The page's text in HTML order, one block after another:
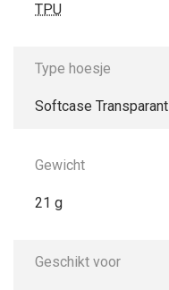
TPU
Type hoesje
Softcase Transparant
Gewicht
21 g
Geschikt voor